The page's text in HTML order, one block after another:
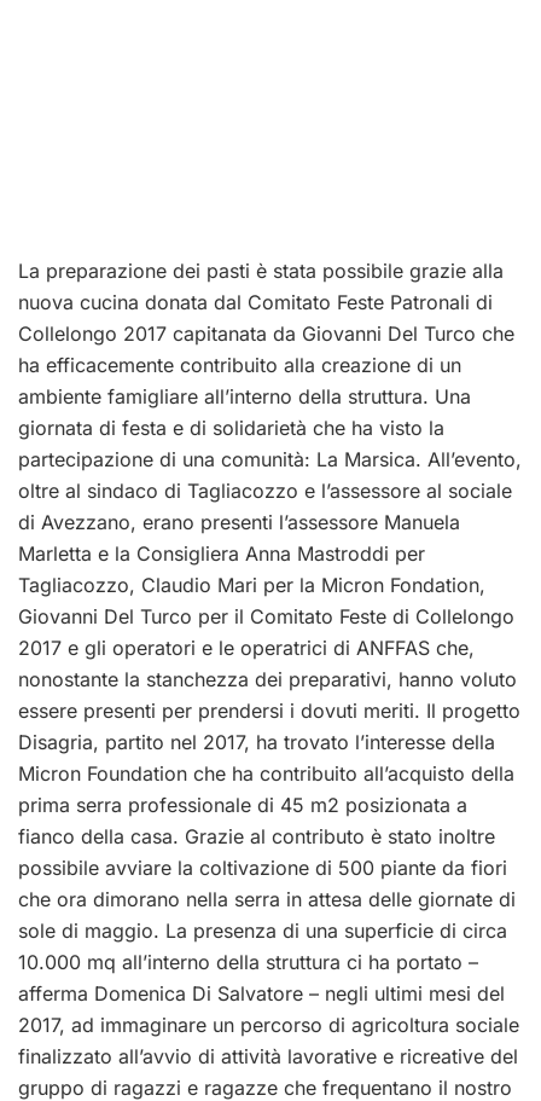
La preparazione dei pasti è stata possibile grazie alla
nuova cucina donata dal Comitato Feste Patronali di
Collelongo 2017 capitanata da Giovanni Del Turco che
ha efficacemente contribuito alla creazione di un
ambiente famigliare all’interno della struttura. Una
giornata di festa e di solidarietà che ha visto la
partecipazione di una comunità: La Marsica. All’evento,
oltre al sindaco di Tagliacozzo e l’assessore al sociale
di Avezzano, erano presenti l’assessore Manuela
Marletta e la Consigliera Anna Mastroddi per
Tagliacozzo, Claudio Mari per la Micron Fondation,
Giovanni Del Turco per il Comitato Feste di Collelongo
2017 e gli operatori e le operatrici di ANFFAS che,
nonostante la stanchezza dei preparativi, hanno voluto
essere presenti per prendersi i dovuti meriti. Il progetto
Disagria, partito nel 2017, ha trovato l’interesse della
Micron Foundation che ha contribuito all’acquisto della
prima serra professionale di 45 m2 posizionata a
fianco della casa. Grazie al contributo è stato inoltre
possibile avviare la coltivazione di 500 piante da fiori
che ora dimorano nella serra in attesa delle giornate di
sole di maggio. La presenza di una superficie di circa
10.000 mq all’interno della struttura ci ha portato –
afferma Domenica Di Salvatore – negli ultimi mesi del
2017, ad immaginare un percorso di agricoltura sociale
finalizzato all’avvio di attività lavorative e ricreative del
gruppo di ragazzi e ragazze che frequentano il nostro